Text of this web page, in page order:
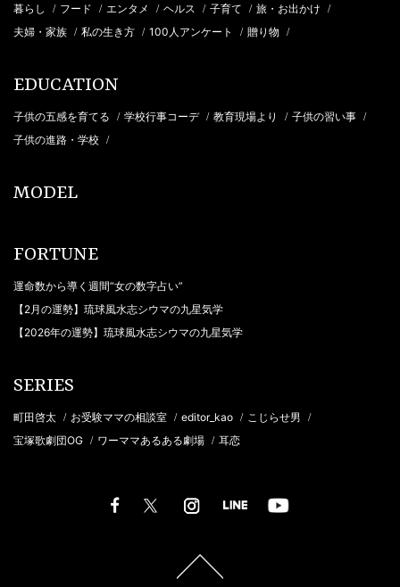
暮らし / フード / エンタメ / ヘルス / 子育て / 旅・お出かけ /
夫婦・家族 / 私の生き方 / 100人アンケート / 贈り物 /
EDUCATION
子供の五感を育てる / 学校行事コーデ / 教育現場より / 子供の習い事 /
子供の進路・学校 /
MODEL
FORTUNE
運命数から導く週間“女の数字占い”
【2月の運勢】琉球風水志シウマの九星気学
【2026年の運勢】琉球風水志シウマの九星気学
SERIES
町田啓太 / お受験ママの相談室 / editor_kao / こじらせ男 /
宝塚歌劇団OG / ワーママあるある劇場 / 耳恋